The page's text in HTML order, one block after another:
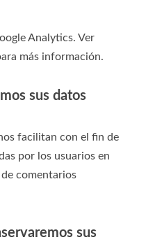
Analytics. Ver
más información.
sus datos
facilitan con el fin de
por los usuarios en
comentarios
sus